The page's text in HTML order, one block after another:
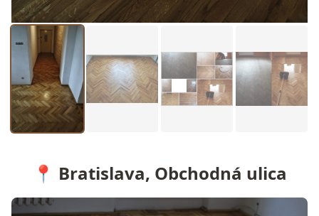
📍 Bratislava, Obchodná ulica